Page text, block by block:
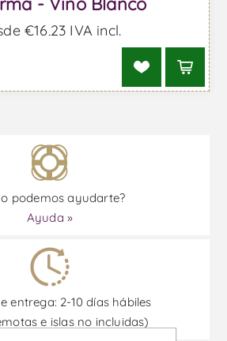
€16,23 IVA incl.
podemos ayudarte?
Ayuda »
entrega: 2-10 días hábiles
e islas no incluidas)